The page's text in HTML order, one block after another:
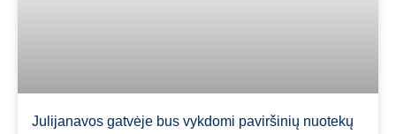
Julijanavos gatvėje bus vykdomi paviršinių nuotekų